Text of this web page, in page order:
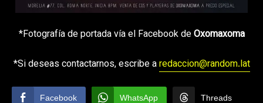
*Fotografía de portada vía el Facebook deOxomaxoma
*Si deseas contactarnos, escribe aredaccion@random.lat
Facebook WhatsApp Threads